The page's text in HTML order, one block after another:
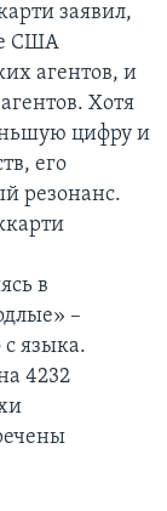
заявил,
США
агентов, и
Хотя
цифру и
его
резонанс.
в
–
языка.
4232